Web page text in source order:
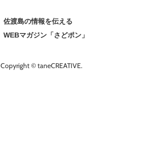
佐渡島の情報を伝える
WEBマガジン「さどポン」
Copyright © taneCREATIVE.